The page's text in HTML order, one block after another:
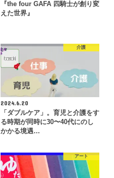
『the four GAFA 四騎士が創り変
えた世界』
介護
2024.6.20
「ダブルケア」。育児と介護をす
る時期が同時に30〜40代にのし
かかる境遇…
アート